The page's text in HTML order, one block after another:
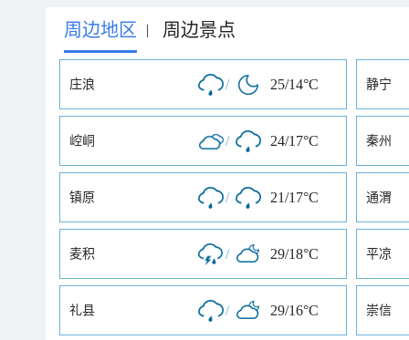
周边地区 | 周边景点
庄浪 / 25/14°C 静宁
崆峒 / 24/17°C 秦州
镇原 / 21/17°C 通渭
麦积 / 29/18°C 平凉
礼县 / 29/16°C 崇信